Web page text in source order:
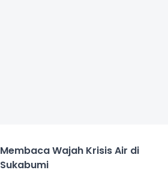
Membaca Wajah Krisis Air di
Sukabumi